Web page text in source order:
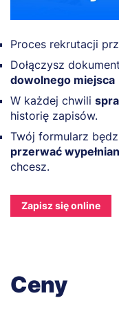
Proces rekrutacji
Dołączysz
dowolnego miejsca
W każdej chwili
historię zapisów.
Twój formularz
przerwać
chcesz.
Zapisz się online
Ceny